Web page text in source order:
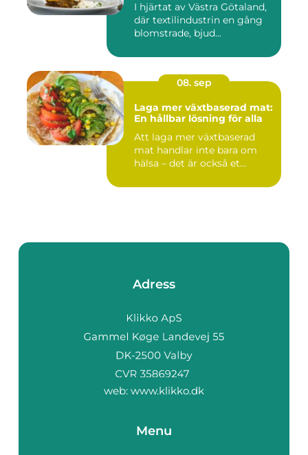
I hjärtat av Västra Götaland,
där textilindustrin en gång
blomstrade, bjud...
08. sep
Laga mer växtbaserad mat:
En hållbar lösning för alla
Att laga mer växtbaserad
mat handlar inte bara om
hälsa – det är också et...
Adress
web: www.klikko.dk
Menu